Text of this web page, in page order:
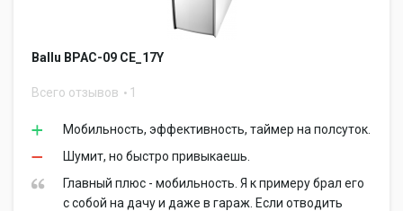
Ballu BPAC-09 CE_17Y
Всего отзывов 1
Мобильность, эффективность, таймер на полсуток.
Шумит, но быстро привыкаешь.
Главный плюс - мобильность. Я к примеру брал его
с собой на дачу и даже в гараж. Если отводить